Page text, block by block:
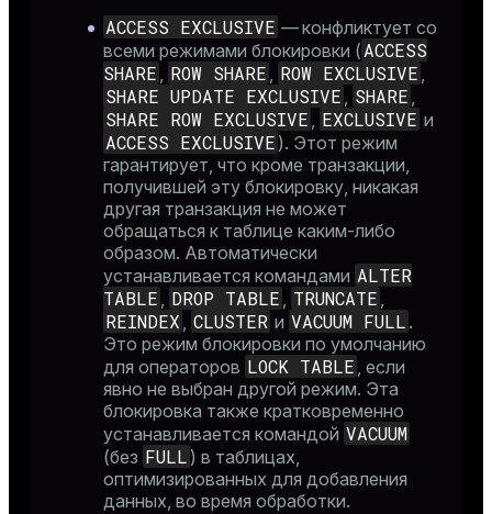
ACCESS EXCLUSIVE — конфликтует со
всеми режимами блокировки (ACCESS
SHARE , ROW SHARE , ROW EXCLUSIVE ,
SHARE UPDATE EXCLUSIVE , SHARE ,
SHARE ROW EXCLUSIVE , EXCLUSIVE и
ACCESS EXCLUSIVE ). Этот режим
гарантирует, что кроме транзакции,
получившей эту блокировку, никакая
другая транзакция не может
обращаться к таблице каким-либо
образом. Автоматически
устанавливается командами ALTER
TABLE , DROP TABLE , TRUNCATE ,
REINDEX , CLUSTER и VACUUM FULL .
Это режим блокировки по умолчанию
для операторов LOCK TABLE , если
явно не выбран другой режим. Эта
блокировка также кратковременно
устанавливается командой VACUUM
(без FULL ) в таблицах,
оптимизированных для добавления
данных, во время обработки.